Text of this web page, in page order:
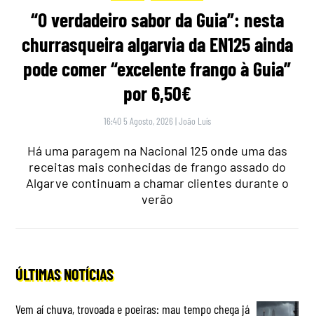
“O verdadeiro sabor da Guia”: nesta
churrasqueira algarvia da EN125 ainda
pode comer “excelente frango à Guia”
por 6,50€
16:40 5 Agosto, 2026 |João Luís
Há uma paragem na Nacional 125 onde uma das
receitas mais conhecidas de frango assado do
Algarve continuam a chamar clientes durante o
verão
ÚLTIMAS NOTÍCIAS
Vem aí chuva, trovoada e poeiras: mau tempo chega já